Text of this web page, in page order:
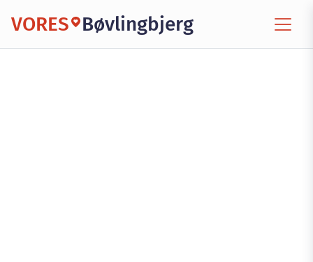
VORES Bøvlingbjerg